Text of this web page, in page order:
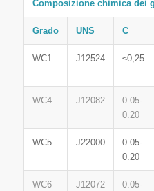
Composizione chimica dei
Grado UNS C
WC1 J12524 ≤0,25
WC4 J12082
0.05-
0.20
WC5 J22000
0.05-
0.20
WC6 J12072
0.05-